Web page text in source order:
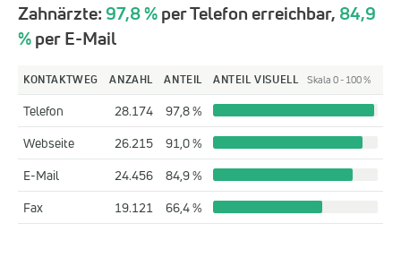
Zahnärzte:97,8 %per Telefon erreichbar, 84,9
%per E-Mail
KONTAKTWEG ANZAHL ANTEIL ANTEIL VISUELL Skala 0 - 100 %
Telefon 28.174
97,8 %
Webseite
26.215
91,0 %
E-Mail
24.456
84,9 %
Fax
19.121 66,4 %